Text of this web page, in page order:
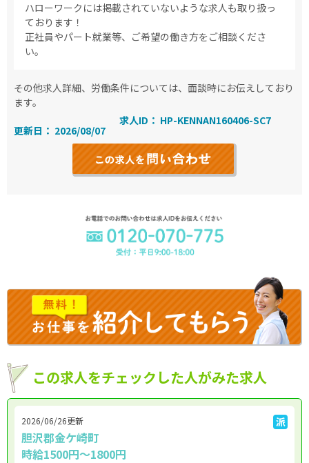
ハローワークには掲載されていないような求人も取り扱っ
ております！
正社員やパート就業等、ご希望の働き方をご相談くださ
い。
その他求人詳細、労働条件については、面談時にお伝えしており
ます。
更新日： 2026/08/07
求人ID： HP-KENNAN160406-SC7
この求人をチェックした人がみた求人
2026/06/26更新 派
胆沢郡金ケ崎町
時給1500円～1800円